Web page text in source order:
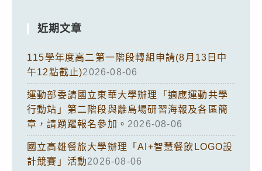
近期文章
115學年度高二第一階段轉組申請(8月13日中
午12點截止)2026-08-06
運動部委請國立東華大學辦理「適應運動共學
行動站」第二階段與離島場研習海報及各區簡
章，請踴躍報名參加。 2026-08-06
國立高雄餐旅大學辦理「AI+智慧餐飲LOGO設
計競賽」活動2026-08-06